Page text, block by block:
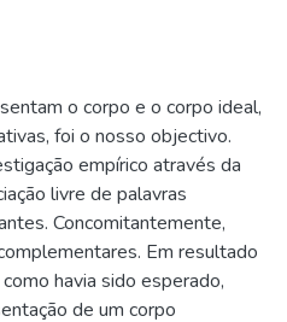
o corpo e o corpo ideal,
foi o nosso objectivo.
empírico através da
livre de palavras
Concomitantemente,
Em resultado
havia sido esperado,
de um corpo